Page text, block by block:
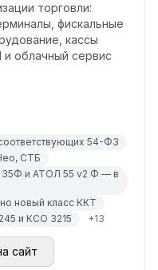
торговли:
фискальные
кассы
облачный сервис
54-ФЗ
СТБ
35Ф и АТОЛ 55 v2 Ф — в
новый класс ККТ
и КСО 3215
+13
сайт